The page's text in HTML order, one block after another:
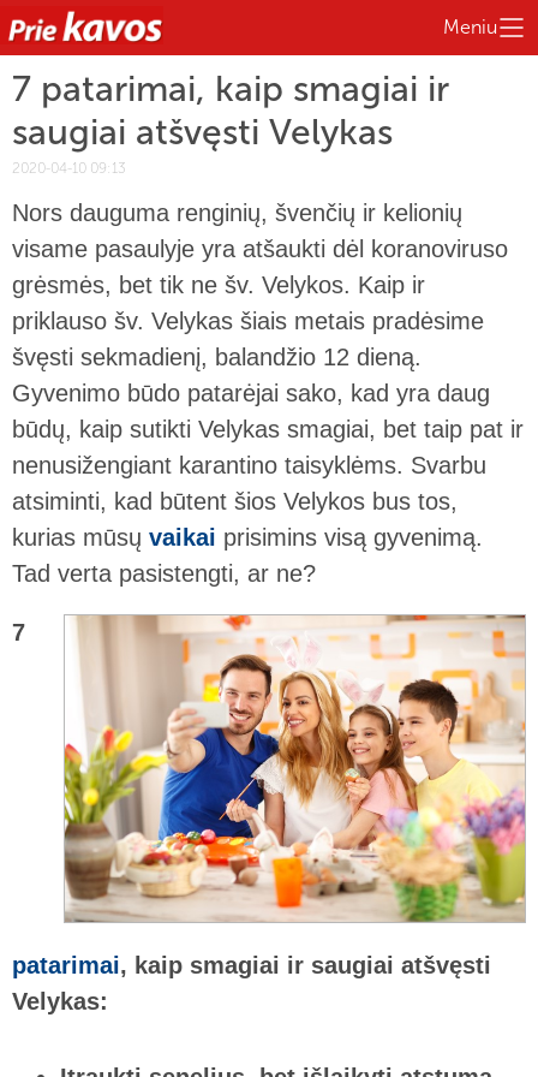
Meniu
7 patarimai, kaip smagiai ir
saugiai atšvęsti Velykas
2020-04-10 09:13
Nors dauguma renginių, švenčių ir kelionių
visame pasaulyje yra atšaukti dėl koranoviruso
grėsmės, bet tik ne šv. Velykos. Kaip ir
priklauso šv. Velykas šiais metais pradėsime
švęsti sekmadienį, balandžio 12 dieną.
Gyvenimo būdo patarėjai sako, kad yra daug
būdų, kaip sutikti Velykas smagiai, bet taip pat ir
nenusižengiant karantino taisyklėms. Svarbu
atsiminti, kad būtent šios Velykos bus tos,
kurias mūsų vaikai prisimins visą gyvenimą.
Tad verta pasistengti, ar ne?
7
patarimai, kaip smagiai ir saugiai atšvęsti
Velykas: